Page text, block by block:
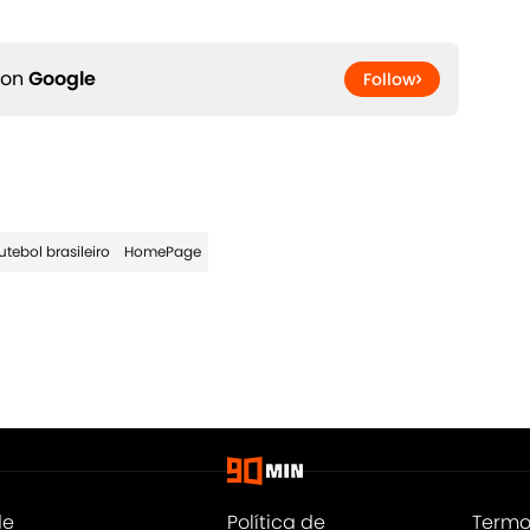
Google Follow
brasileiro HomePage
Política de